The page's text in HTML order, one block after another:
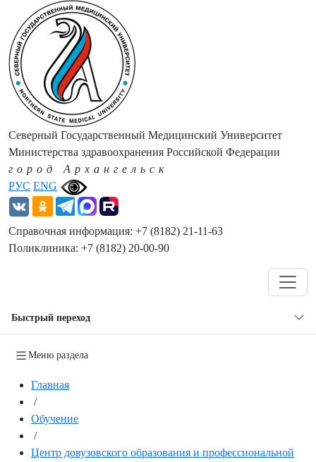
РУС ENG
Северный Государственный Медицинский Университет
Министерства здравоохранения Российской Федерации
город Архангельск
Справочная информация: +7 (8182) 21-11-63
Поликлиника: +7 (8182) 20-00-90
Быстрый переход
Меню раздела
Главная
/
Обучение
/
Центр довузовского образования и профессиональной